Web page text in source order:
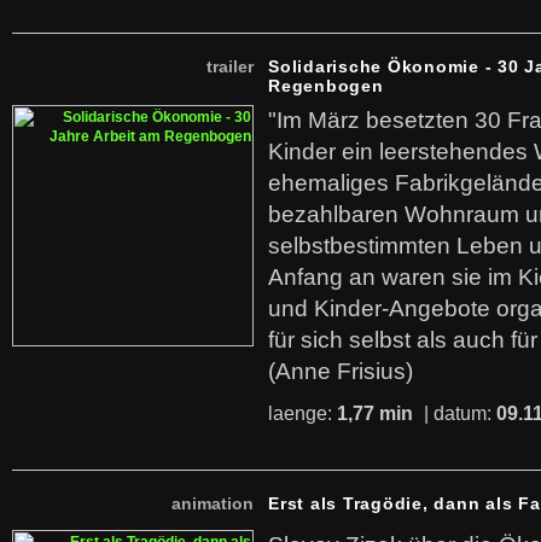
trailer
Solidarische Ökonomie - 30
Regenbogen
"Im März besetzten 30
Kinder ein leerstehendes
ehemaliges
bezahlbaren Wohnraum
selbstbestimmten Leben
Anfang an waren sie im
und Kinder-Angebote
für sich selbst als auch
(Anne Frisius)
laenge: 1,77 min | datum:
animation Erst als Tragödie, dann als